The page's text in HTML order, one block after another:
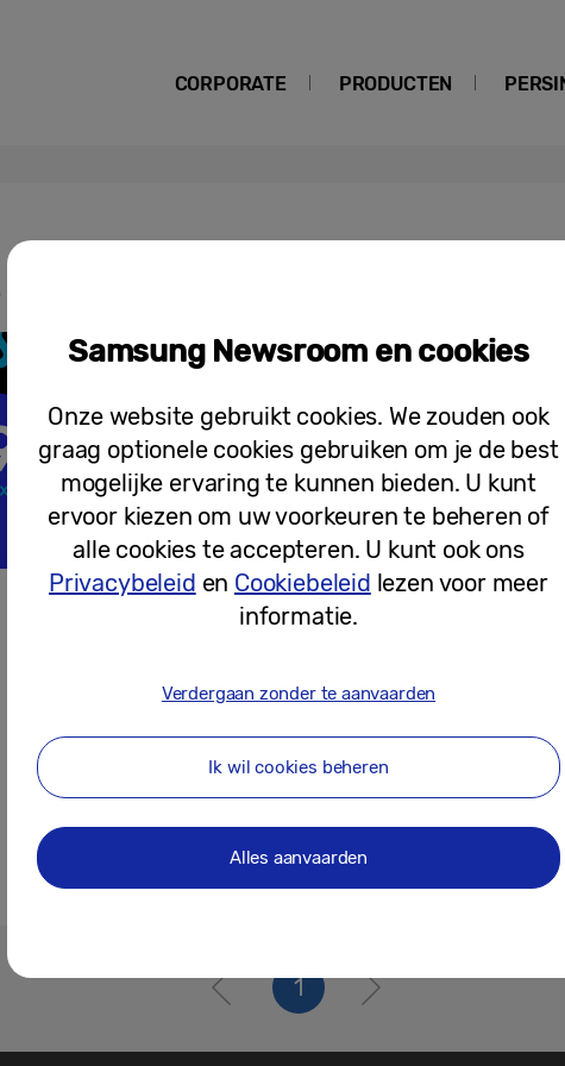
CORPORATE PRODUCTEN
Persberichten
Samsung toont de toekomst voor
30-10-2019
1
Samsung Newsroom en cookies
Onze website gebruikt cookies. We zouden ook
graag optionele cookies gebruiken om je de best
mogelijke ervaring te kunnen bieden. U kunt
ervoor kiezen om uw voorkeuren te beheren of
alle cookies te accepteren. U kunt ook ons
Privacybeleid en Cookiebeleid lezen voor meer
informatie.
Verdergaan zonder te aanvaarden
Ik wil cookies beheren
Alles aanvaarden